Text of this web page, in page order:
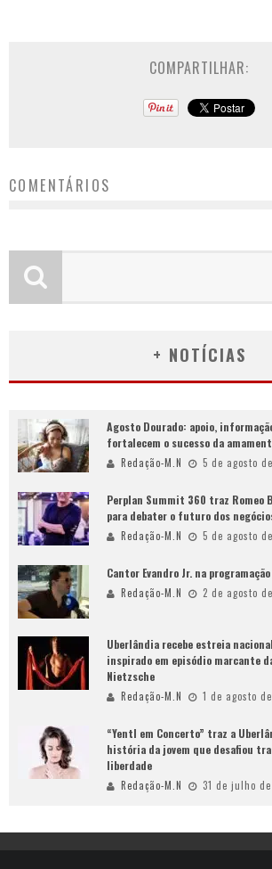
COMPARTILHAR:
COMENTÁRIOS
+ NOTÍCIAS
Agosto Dourado: apoio,
fortalecem o sucesso da
Redação-M.N 5 de agosto
Perplan Summit 360 traz Romeo
para debater o futuro dos
Redação-M.N 5 de agosto
Cantor Evandro Jr. na
Redação-M.N 2 de agosto
Uberlândia recebe estreia
inspirado em episódio marcante
Nietzsche
Redação-M.N 1 de agosto
“Yentl em Concerto” traz a
história da jovem que desafiou
liberdade
Redação-M.N 31 de julho